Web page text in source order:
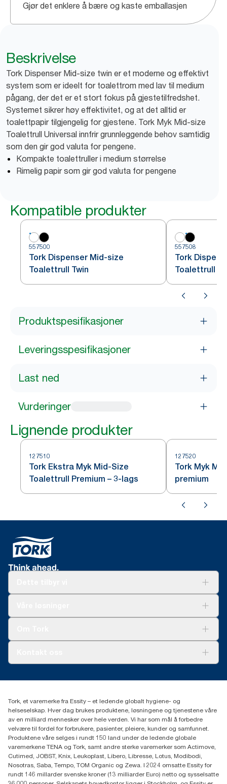
Gjør det enklere å bære og kaste emballasjen
Beskrivelse
Tork Dispenser Mid-size twin er et moderne og effektivt
system som er ideelt for toalettrom med lav til medium
pågang, der det er et stort fokus på gjestetilfredshet.
Systemet sikrer høy effektivitet, og at det alltid er
toalettpapir tilgjengelig for gjestene. Tork Myk Mid-size
Toalettrull Universal innfrir grunnleggende behov samtidig
som den gir god valuta for pengene.
Kompakte toalettruller i medium størrelse
Rimelig papir som gir god valuta for pengene
Kompatible produkter
557500
Tork Dispenser Mid-size
Toalettrull Twin
557508
Tork
Toalettrull
Produktspesifikasjoner
Leveringsspesifikasjoner
Last ned
Vurderinger
Lignende produkter
127510
Tork Ekstra Myk Mid-Size
Toalettrull Premium – 3-lags
127520
Tork Myk
premium
(+47) 22 70 62 00
Fredrik Selmers vei 6
0603 OSLO
Tork, et varemerke fra Essity – et ledende globalt hygiene- og
helseselskap. Hver dag brukes produktene, løsningene og tjenestene våre
av en milliard mennesker over hele verden. Vi har som mål å forbedre
velvære til fordel for forbrukere, pasienter, pleiere, kunder og samfunnet.
Produktene våre selges i rundt 150 land under de ledende globale
varemerkene TENA og Tork, samt andre sterke varemerker som Actimove,
Cutimed, JOBST, Knix, Leukoplast, Libero, Libresse, Lotus, Modibodi,
Nosotras, Saba, Tempo, TOM Organic og Zewa. I 2024 omsatte Essity for
rundt 146 millarder svenske kroner (13 milliarder Euro) netto og sysselsatte